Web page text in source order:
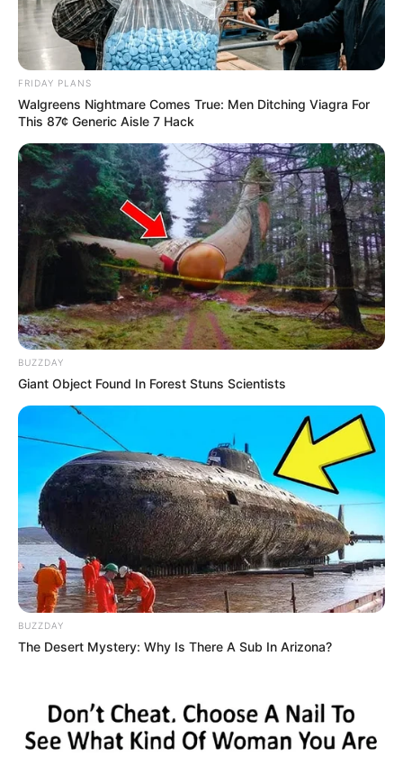
Conclusion du Pronostic Quinté+ de
Deauville : trois profils clés à suivre de très
près
En conclusion, l’analyse croisée de ces trois concurrents
HASAPIKO (1)
cherche à confirmer malgré la pénalisation,
forte de sa forme et de son aptitude au parcours. Ensuite,
KALEO CAESAR (11)
arrive lancé, mais doit prouver son
adaptation à la PSF et à la distance. Enfin, TIGER ROCK (6)
dispose d’arguments solides pour un rachat attendu.
Ainsi, dans ce Quinté+ ouvert et sélectif, ces trois
candidatures concentrent l’essentiel des enjeux
techniques. Par conséquent, leur comportement en course
sera déterminant pour la lecture finale du résultat PMU.
…
Astro Quinté : découvrez le ou les signes les
plus chanceux du jour
Des couplés Gagnants pour plusieurs signes.
Découvrez le Cheval du jour
FRIDAY PLANS
Walgreens Nightmare Comes True: Men Ditching Viagra For
This 87¢ Generic Aisle 7 Hack
BUZZDAY
Giant Object Found In Forest Stuns Scientists
BUZZDAY
The Desert Mystery: Why Is There A Sub In Arizona?